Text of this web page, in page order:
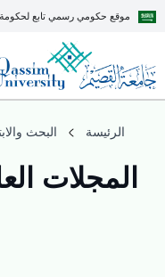
موقع حكومي رسمي تابع لحكومة
الرئيسة البحث
المجلات